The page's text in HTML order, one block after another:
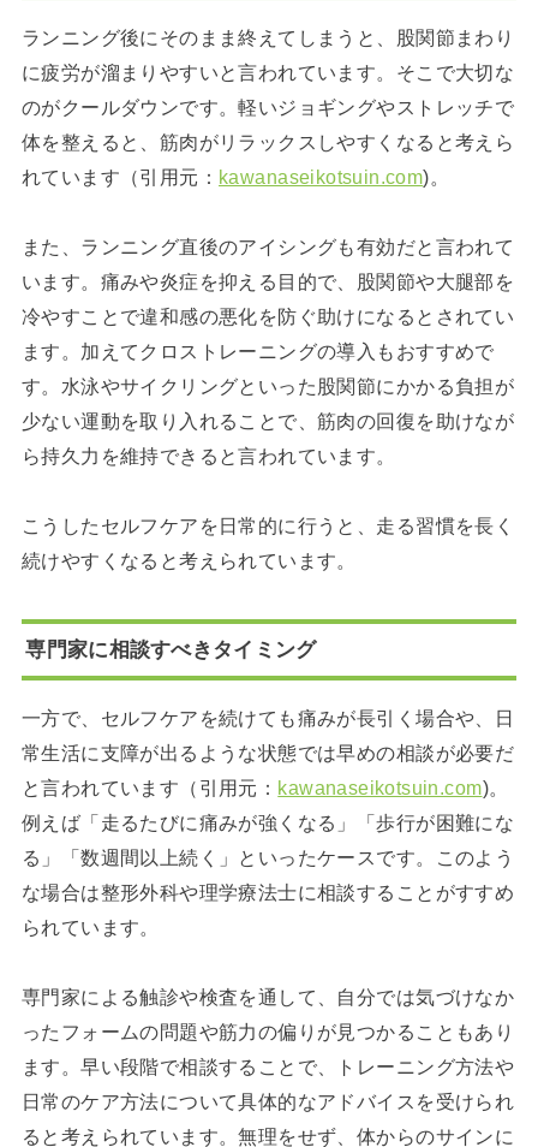
ランニング後にそのまま終えてしまうと、股関節まわり
に疲労が溜まりやすいと言われています。そこで大切な
のがクールダウンです。軽いジョギングやストレッチで
体を整えると、筋肉がリラックスしやすくなると考えら
れています（引用元： kawanaseikotsuin.com)。
また、ランニング直後のアイシングも有効だと言われて
います。痛みや炎症を抑える目的で、股関節や大腿部を
冷やすことで違和感の悪化を防ぐ助けになるとされてい
ます。加えてクロストレーニングの導入もおすすめで
す。水泳やサイクリングといった股関節にかかる負担が
少ない運動を取り入れることで、筋肉の回復を助けなが
ら持久力を維持できると言われています。
こうしたセルフケアを日常的に行うと、走る習慣を長く
続けやすくなると考えられています。
専門家に相談すべきタイミング
一方で、セルフケアを続けても痛みが長引く場合や、日
常生活に支障が出るような状態では早めの相談が必要だ
と言われています（引用元： kawanaseikotsuin.com)。
例えば「走るたびに痛みが強くなる」「歩行が困難にな
る」「数週間以上続く」といったケースです。このよう
な場合は整形外科や理学療法士に相談することがすすめ
られています。
専門家による触診や検査を通して、自分では気づけなか
ったフォームの問題や筋力の偏りが見つかることもあり
ます。早い段階で相談することで、トレーニング方法や
日常のケア方法について具体的なアドバイスを受けられ
ると考えられています。無理をせず、体からのサインに